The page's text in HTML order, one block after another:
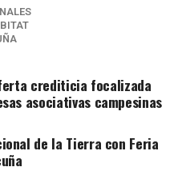
crediticia focalizada
asociativas campesinas
de la Tierra con Feria